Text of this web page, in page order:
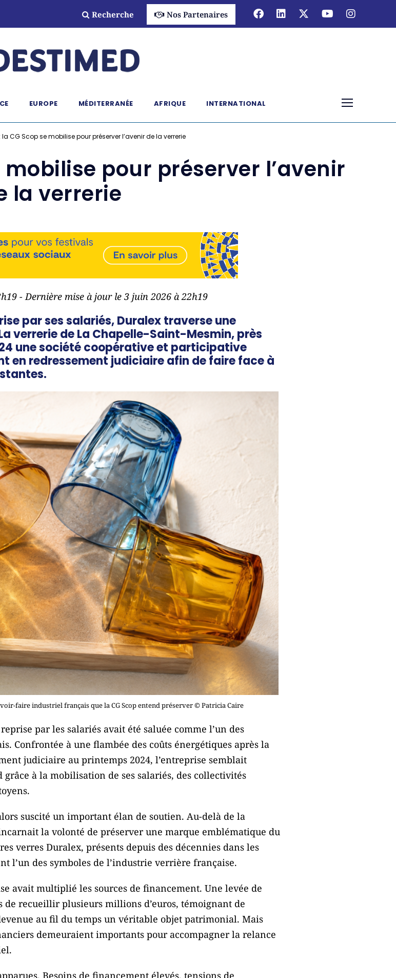
Recherche Nos Partenaires
EUROPE MÉDITERRANÉE AFRIQUE INTERNATIONAL
la CG Scop se mobilise pour préserver l’avenir de la verrerie
mobilise pour préserver l’avenir
la verrerie
- Dernière mise à jour le 3 juin 2026 à 22h19
par ses salariés, Duralex traverse une
verrerie de La Chapelle-Saint-Mesmin, près
une société coopérative et participative
en redressement judiciaire afin de faire face à
faire industriel français que la CG Scop entend préserver © Patricia Caire
par les salariés avait été saluée comme l’un des
Confrontée à une flambée des coûts énergétiques après la
judiciaire au printemps 2024, l’entreprise semblait
à la mobilisation de ses salariés, des collectivités
suscité un important élan de soutien. Au-delà de la
la volonté de préserver une marque emblématique du
verres Duralex, présents depuis des décennies dans les
l’un des symboles de l’industrie verrière française.
avait multiplié les sources de financement. Une levée de
recueillir plusieurs millions d’euros, témoignant de
au fil du temps un véritable objet patrimonial. Mais
demeuraient importants pour accompagner la relance